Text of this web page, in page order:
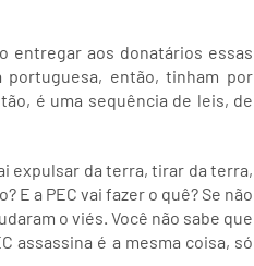
entregar aos donatários essas
então, tinham por
é uma sequência de leis, de
expulsar da terra, tirar da terra,
E a PEC vai fazer o quê? Se não
o viés. Você não sabe que
assassina é a mesma coisa, só